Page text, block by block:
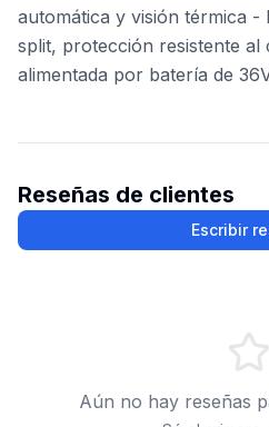
automática y visión térmica -
split, protección resistente
alimentada por batería de
Reseñas de clientes
Escribir
Aún no hay reseñas